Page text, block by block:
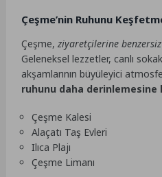
Çeşme’nin Ruhunu
Çeşme,ziyaretçilerine
Geleneksel lezzetler, canlı
akşamlarının büyüleyici
ruhunu daha derinlemesine
Çeşme Kalesi
Alaçatı Taş Evleri
Ilıca Plajı
Çeşme Limanı